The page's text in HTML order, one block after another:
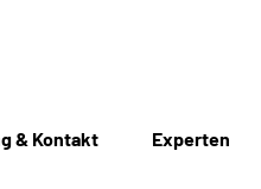
& Kontakt Experten